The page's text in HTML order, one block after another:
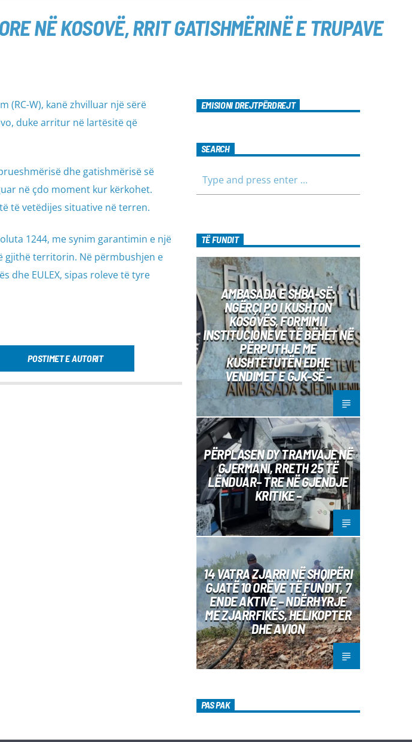
NË KOSOVË, RRIT GATISHMËRINË E TRUPAVE
(RC-W), kanë zhvilluar një sërë
duke arritur në lartësitë që
dhe gatishmërisë së
në çdo moment kur kërkohet.
të vetëdijes situative në terren.
1244, me synim garantimin e një
gjithë territorin. Në përmbushjen e
dhe EULEX, sipas roleve të tyre
POSTIMET E AUTORIT
EMISIONI DREJTPËRDREJT
SEARCH
TË FUNDIT
AMBASADA E SHBA-SË:
NGËRÇI PO I KUSHTON
KOSOVËS, FORMIMI I
INSTITUCIONEVE TË BËHET NË
PËRPUTHJE ME
KUSHTETUTËN EDHE
VENDIMET E GJK-SË –
PËRPLASEN DY TRAMVAJE NË
GJERMANI, RRETH 25 TË
LËNDUAR– TRE NË GJENDJE
KRITIKE –
14 VATRA ZJARRI NË SHQIPËRI
GJATË 10 ORËVE TË FUNDIT, 7
ENDE AKTIVE – NDËRHYRJE
ME ZJARRFIKËS, HELIKOPTER
DHE AVION
PAS PAK